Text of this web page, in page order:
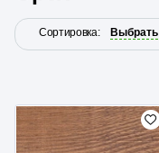
Сортировка: Выбрать